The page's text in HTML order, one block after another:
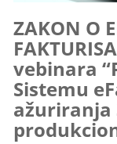
ZAKON O
vebinara
Sistemu
ažuriranja